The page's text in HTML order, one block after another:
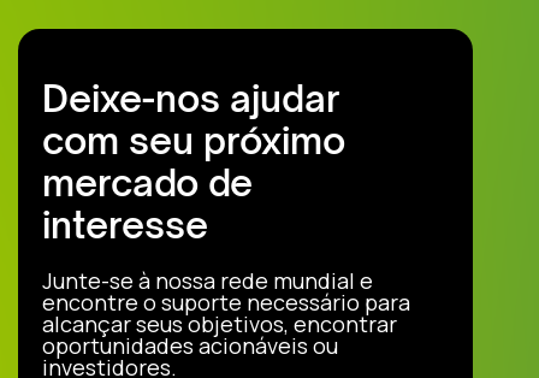
Deixe-nos ajudar
com seu próximo
mercado de
interesse
Junte-se à nossa rede mundial e
encontre o suporte necessário para
alcançar seus objetivos, encontrar
oportunidades acionáveis ou
investidores.